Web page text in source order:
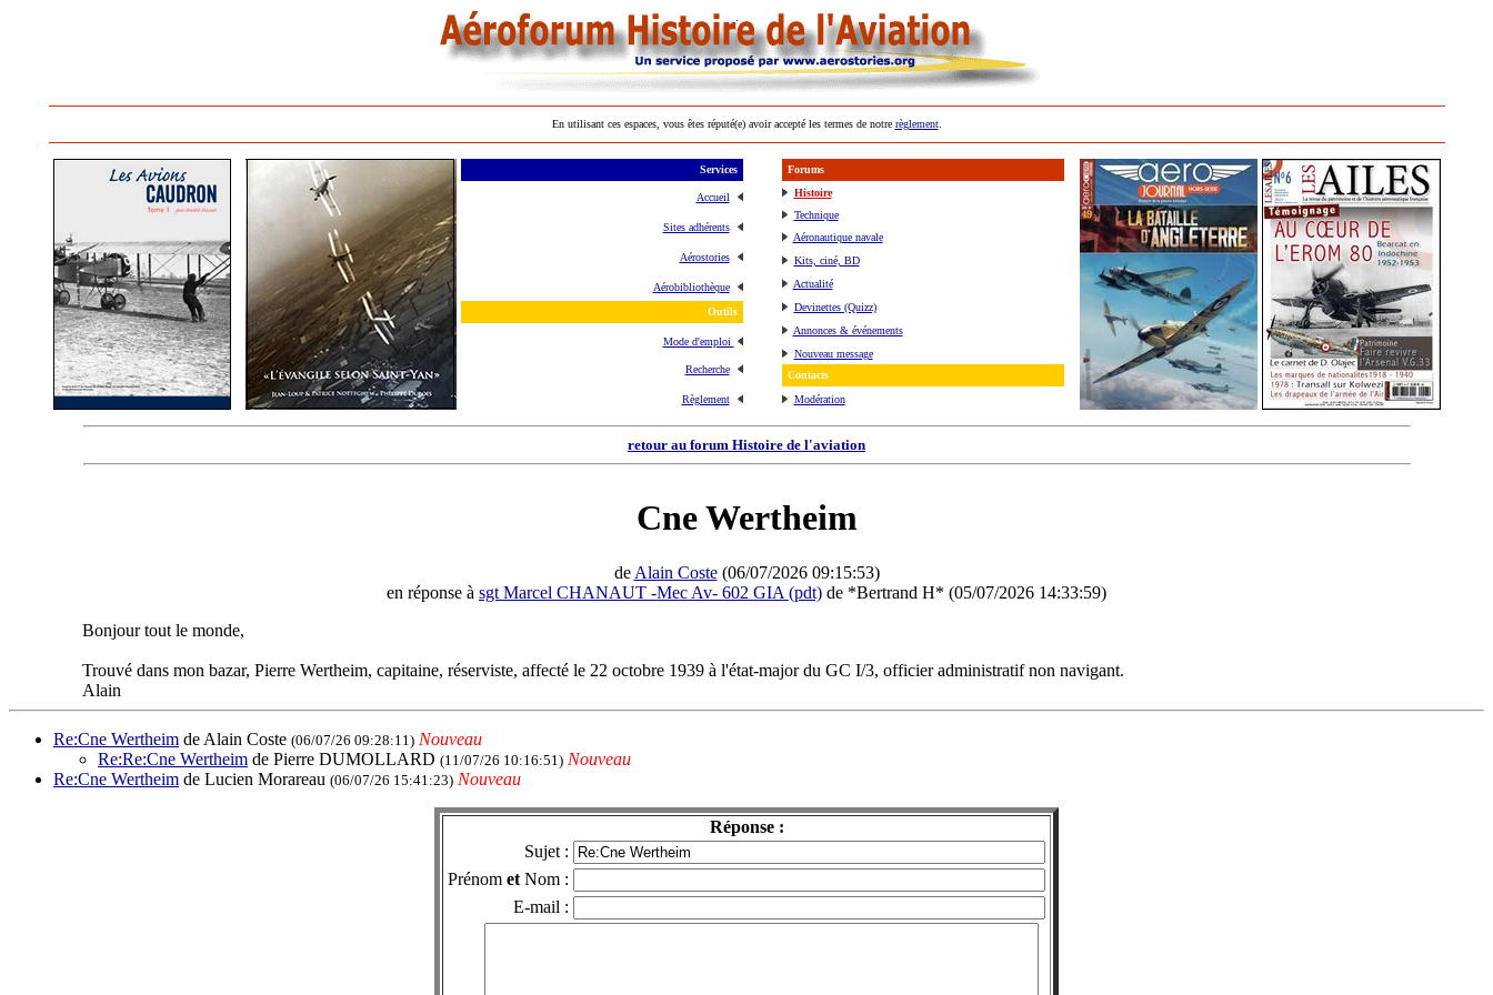
En utilisant ces espaces, vous êtes réputé(e) avoir accepté les termes de notre règlement.
Services
Accueil
Sites adhérents
Aérostories
Aérobibliothèque
Outils
Mode d'emploi
Recherche
Règlement
Forums
Histoire
Technique
Aéronautique navale
Kits, ciné, BD
Actualité
Devinettes (Quizz)
Annonces & événements
Nouveau message
Contacts
Modération
retour au forum Histoire de l'aviation
Cne Wertheim
de Alain Coste(06/07/2026 09:15:53)
en réponse à sgt Marcel CHANAUT -Mec Av- 602 GIA (pdt) de *Bertrand H* (05/07/2026 14:33:59)
Bonjour tout le monde,
Trouvé dans mon bazar, Pierre Wertheim, capitaine, réserviste, affecté le 22 octobre 1939 à l'état-major du GC I/3, officier administratif non navigant.
Alain
Re:Cne Wertheim de Alain Coste (06/07/26 09:28:11) Nouveau
Re:Re:Cne Wertheim de Pierre DUMOLLARD (11/07/26 10:16:51) Nouveau
Re:Cne Wertheim de Lucien Morareau (06/07/26 15:41:23) Nouveau
Réponse :
Sujet :
Prénom et Nom :
E-mail :